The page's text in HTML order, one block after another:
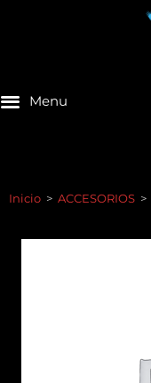
Inicio > ACCESORIOS >